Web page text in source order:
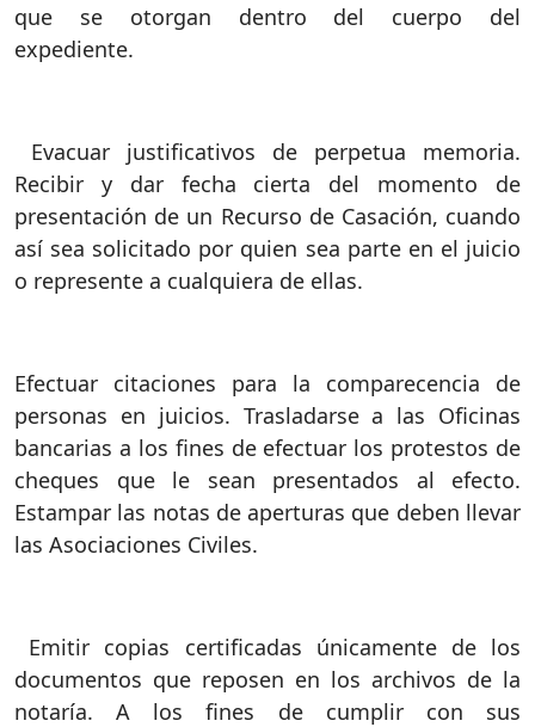
que se otorgan dentro del cuerpo del
expediente.
Evacuar justificativos de perpetua memoria.
Recibir y dar fecha cierta del momento de
presentación de un Recurso de Casación, cuando
así sea solicitado por quien sea parte en el juicio
o represente a cualquiera de ellas.
Efectuar citaciones para la comparecencia de
personas en juicios. Trasladarse a las Oficinas
bancarias a los fines de efectuar los protestos de
cheques que le sean presentados al efecto.
Estampar las notas de aperturas que deben llevar
las Asociaciones Civiles.
Emitir copias certificadas únicamente de los
documentos que reposen en los archivos de la
notaría. A los fines de cumplir con sus